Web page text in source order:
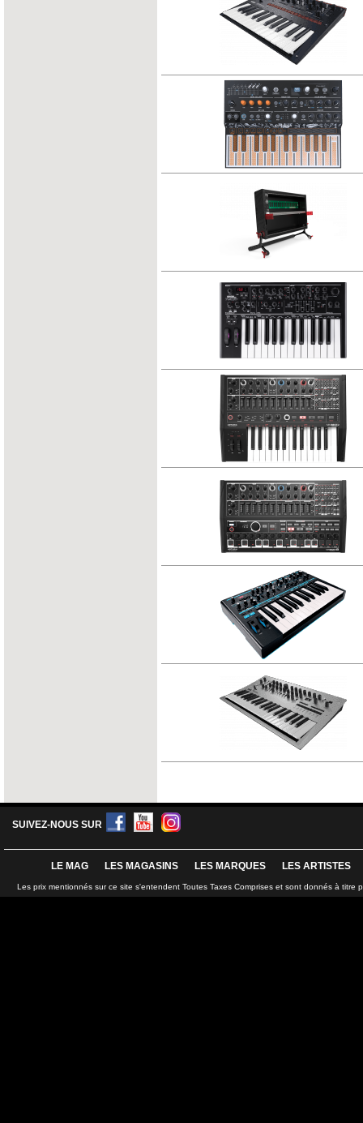
SUIVEZ-NOUS SUR
LE MAG LES MAGASINS LES MARQUES LES ARTISTES
Les prix mentionnés sur ce site s'entendent Toutes Taxes Comprises et sont donnés à